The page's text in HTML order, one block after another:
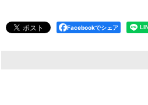
Facebookでシェア